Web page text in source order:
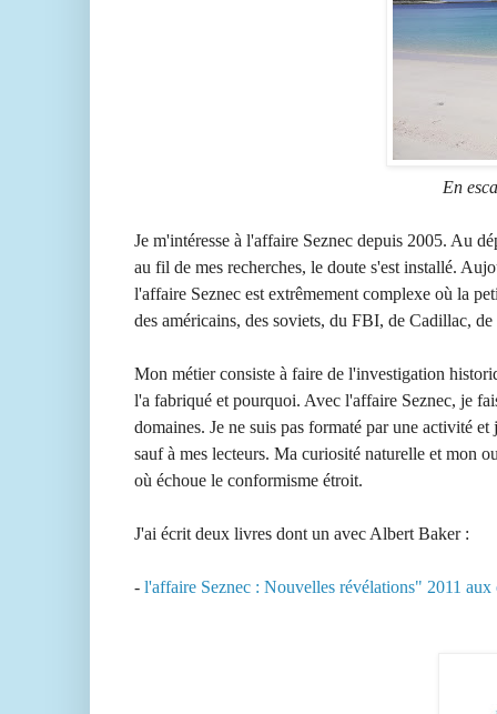
En
Je m'intéresse à l'affaire Seznec depuis 2005. Au
au fil de mes recherches, le doute s'est installé.
l'affaire Seznec est extrêmement complexe où la
des américains, des soviets, du FBI, de Cadillac,
Mon métier consiste à faire de l'investigation
l'a fabriqué et pourquoi. Avec l'affaire Seznec, je
domaines. Je ne suis pas formaté par une activité
sauf à mes lecteurs. Ma curiosité naturelle et mon
où échoue le conformisme étroit.
J'ai écrit deux livres dont un avec Albert Baker :
- l'affaire Seznec : Nouvelles révélations" 2011 aux